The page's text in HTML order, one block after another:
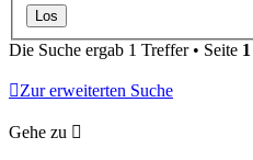
Die Suche ergab 1 Treffer • Seite 1
Zur erweiterten Suche
Gehe zu